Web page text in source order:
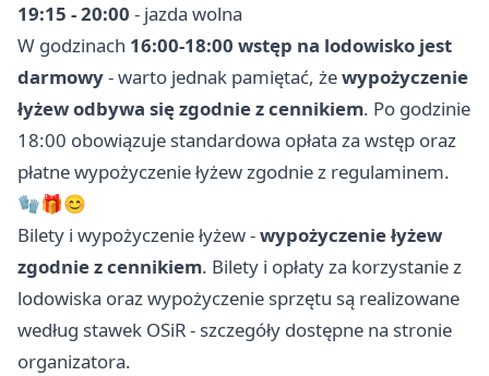
19:15 - 20:00 - jazda wolna
W godzinach 16:00-18:00 wstęp na lodowisko jest
darmowy- warto jednak pamiętać, żewypożyczenie
łyżew odbywa się zgodnie z cennikiem. Po godzinie
18:00 obowiązuje standardowa opłata za wstęp oraz
płatne wypożyczenie łyżew zgodnie z regulaminem.
🧤🎁😊
Bilety i wypożyczenie łyżew -wypożyczenie łyżew
zgodnie z cennikiem. Bilety i opłaty za korzystanie z
lodowiska oraz wypożyczenie sprzętu są realizowane
według stawek OSiR - szczegóły dostępne na stronie
organizatora.